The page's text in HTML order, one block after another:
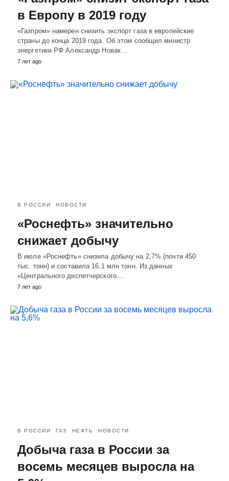
в Европу в 2019 году
«Газпром» намерен снизить экспорт газа в европейские
страны до конца 2019 года. Об этом сообщил министр
энергетики РФ Александр Новак…
7 лет ago
В РОССИИ НОВОСТИ
«Роснефть» значительно
снижает добычу
В июле «Роснефть» снизила добычу на 2,7% (почти 450
тыс. тонн) и составила 16,1 млн тонн. Из данных
«Центрального диспетчерского…
7 лет ago
В РОССИИ ГАЗ НЕФТЬ НОВОСТИ
Добыча газа в России за
восемь месяцев выросла на